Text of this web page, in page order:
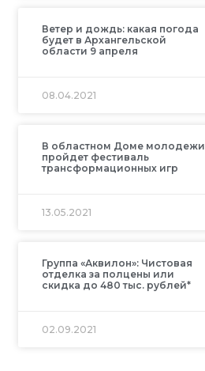
Ветер и дождь: какая погода
будет в Архангельской
области 9 апреля
08.04.2021
В областном Доме молодежи
пройдет фестиваль
трансформационных игр
13.05.2021
Группа «Аквилон»: Чистовая
отделка за полцены или
скидка до 480 тыс. рублей*
02.09.2021